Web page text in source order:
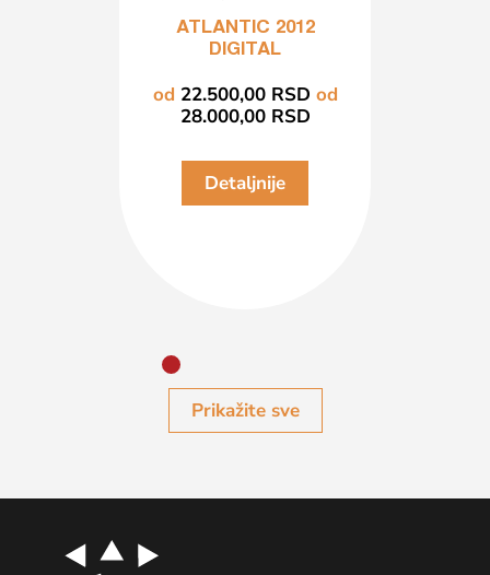
ATLANTIC 2012
DIGITAL
od 22.500,00 RSD od
28.000,00 RSD
Detaljnije
Prikažite sve